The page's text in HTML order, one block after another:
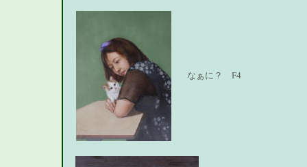
なぁに？ F4